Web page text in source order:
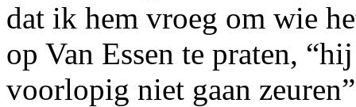
dat ik hem vroeg om wie
op Van Essen te praten,
voorlopig niet gaan